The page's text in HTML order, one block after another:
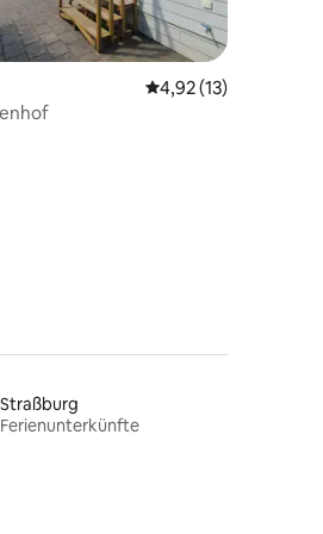
5 von 5, 5 Bewertungen
Durchschnittliche
4,92 (13)
Straßburg
Ferienunterkünfte